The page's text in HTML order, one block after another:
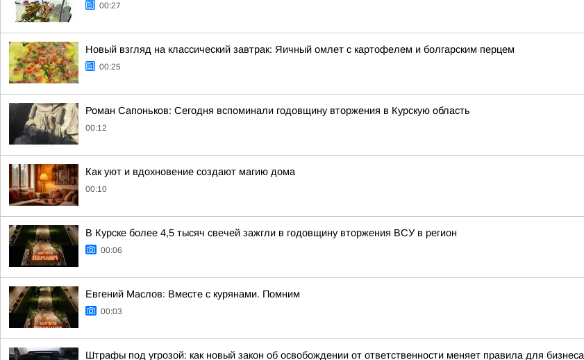
00:27
Новый взгляд на классический завтрак: Яичный омлет с картофелем и болгарским перцем
00:25
Роман Сапоньков: Сегодня вспоминали годовщину вторжения в Курскую область
00:12
Как уют и вдохновение создают магию дома
00:10
В Курске более 4,5 тысяч свечей зажгли в годовщину вторжения ВСУ в регион
00:06
Евгений Маслов: Вместе с курянами. Помним
00:03
Штрафы под угрозой: как новый закон об освобождении от ответственности меняет правила для бизнеса